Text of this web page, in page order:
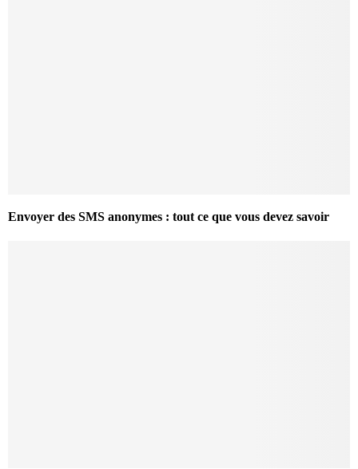
Envoyer des SMS anonymes : tout ce que vous devez savoir